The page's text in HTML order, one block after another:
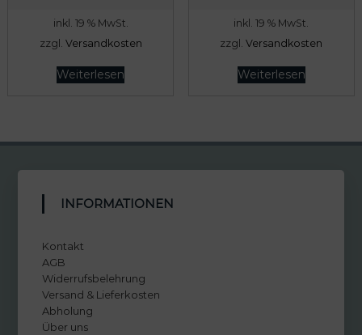
inkl. 19 % MwSt.
zzgl. Versandkosten
Weiterlesen
inkl. 19 % MwSt.
zzgl.Versandkosten
Weiterlesen
INFORMATIONEN
Kontakt
AGB
Widerrufsbelehrung
Versand & Lieferkosten
Abholung
Über uns